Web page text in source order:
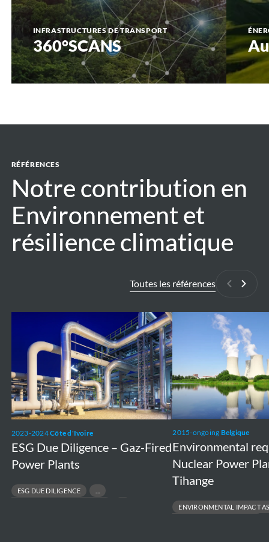
INFRASTRUCTURES DE TRANSPORT
360°SCANS
RÉFÉRENCES
Notre contribution en
Environnement et
résilience climatique
Notre contribution en
Environnement et
résilience climatique
Toutes les références
2023-2024Côte d'Ivoire
ESG Due Diligence – Gaz-Fired
Power Plants
ESG DUE DILIGENCE
Diligence
–
Gaz-
Fired
Power
Plants
2015-ongoing Belgique
Environmental
Nuclear Power
Tihange
ENVIRONMENTAL IMPACT
Environmental
requirements
Nuclear
Power
Plants
Doel
and
Tihange